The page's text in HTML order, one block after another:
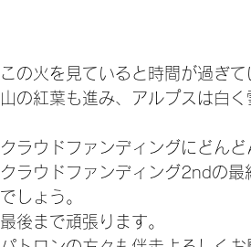
この火を見ていると時間が過ぎて
山の紅葉も進み、アルプスは白く
クラウドファンディングにどん
クラウドファンディング2ndの
でしょう。
最後まで頑張ります。